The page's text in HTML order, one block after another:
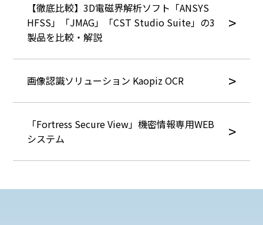
【徹底比較】3D電磁界解析ソフト「ANSYS
HFSS」「JMAG」「CST Studio Suite」の3
製品を比較・解説
画像認識ソリューション Kaopiz OCR
「Fortress Secure View」機密情報専用WEB
システム